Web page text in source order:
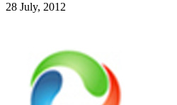
28 July, 2012